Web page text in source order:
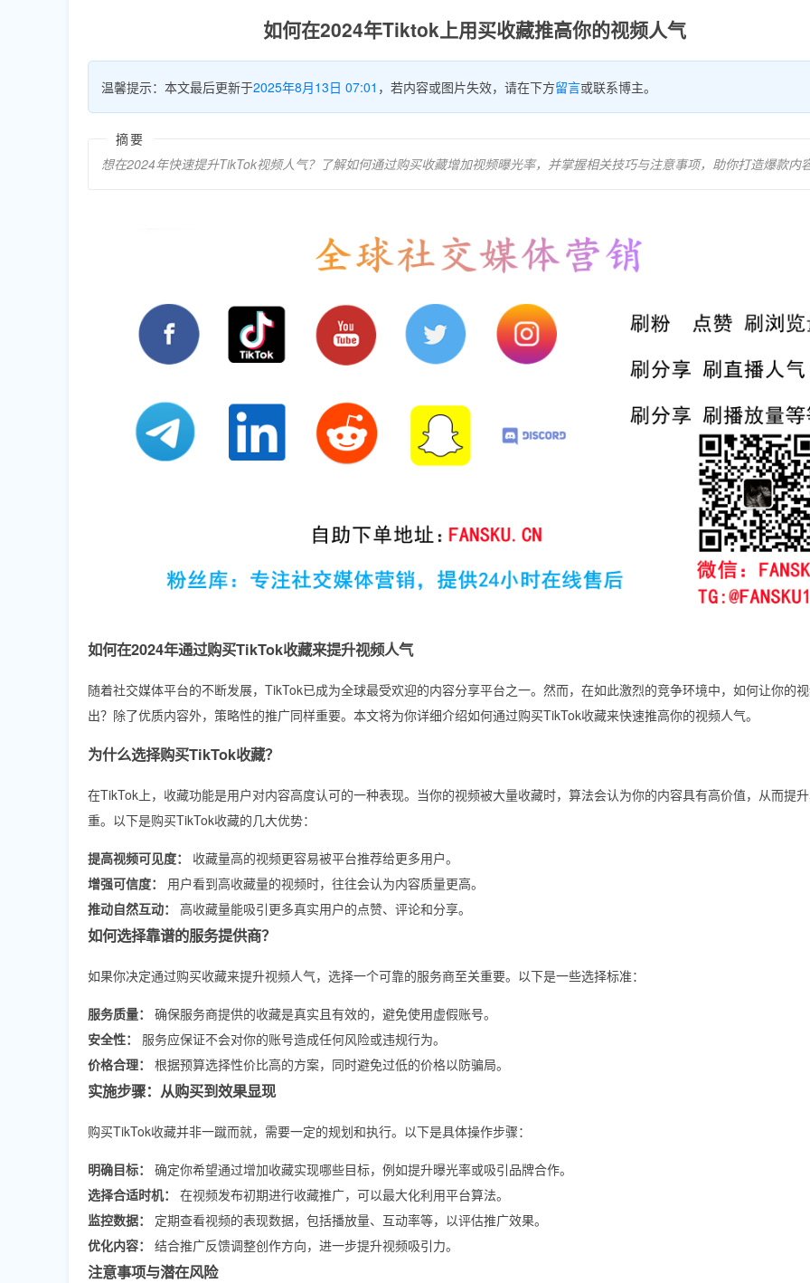
如何在2024年Tiktok上用买收藏推高你的视频人气
温馨提示：本文最后更新于2025年8月13日 07:01 ，若内容或图片失效，请在下方留言或联系博主。
摘要
想在2024年快速提升TikTok视频人气？了解如何通过购买收藏增加视频曝光率，并掌握相关技巧与注意事项，助你打造爆款内
如何在2024年通过购买TikTok收藏来提升视频人气
随着社交媒体平台的不断发展，TikTok已成为全球最受欢迎的内容分享平台之一。然而，在如此激烈的竞争环境中，如何让你的
出？除了优质内容外，策略性的推广同样重要。本文将为你详细介绍如何通过购买TikTok收藏来快速推高你的视频人气。
为什么选择购买TikTok收藏？
在TikTok上，收藏功能是用户对内容高度认可的一种表现。当你的视频被大量收藏时，算法会认为你的内容具有高价值，从而提
重。以下是购买TikTok收藏的几大优势：
提高视频可见度：
收藏量高的视频更容易被平台推荐给更多用户。
增强可信度：
用户看到高收藏量的视频时，往往会认为内容质量更高。
推动自然互动：
高收藏量能吸引更多真实用户的点赞、评论和分享。
如何选择靠谱的服务提供商？
如果你决定通过购买收藏来提升视频人气，选择一个可靠的服务商至关重要。以下是一些选择标准：
服务质量：
确保服务商提供的收藏是真实且有效的，避免使用虚假账号。
安全性：
服务应保证不会对你的账号造成任何风险或违规行为。
价格合理：
根据预算选择性价比高的方案，同时避免过低的价格以防骗局。
实施步骤：从购买到效果显现
购买TikTok收藏并非一蹴而就，需要一定的规划和执行。以下是具体操作步骤：
明确目标：
确定你希望通过增加收藏实现哪些目标，例如提升曝光率或吸引品牌合作。
选择合适时机：
在视频发布初期进行收藏推广，可以最大化利用平台算法。
监控数据：
定期查看视频的表现数据，包括播放量、互动率等，以评估推广效果。
优化内容：
结合推广反馈调整创作方向，进一步提升视频吸引力。
注意事项与潜在风险